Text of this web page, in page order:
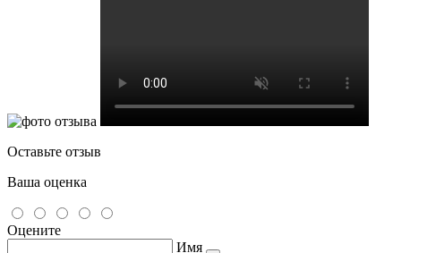
Оставьте отзыв
Ваша оценка
Оцените
Имя